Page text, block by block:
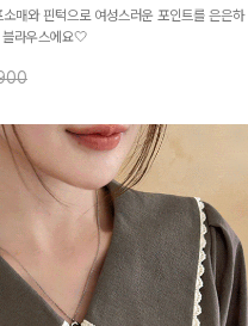
매와 핀턱으로 여성스러운 포인트를 은은하
라우스에요🤍